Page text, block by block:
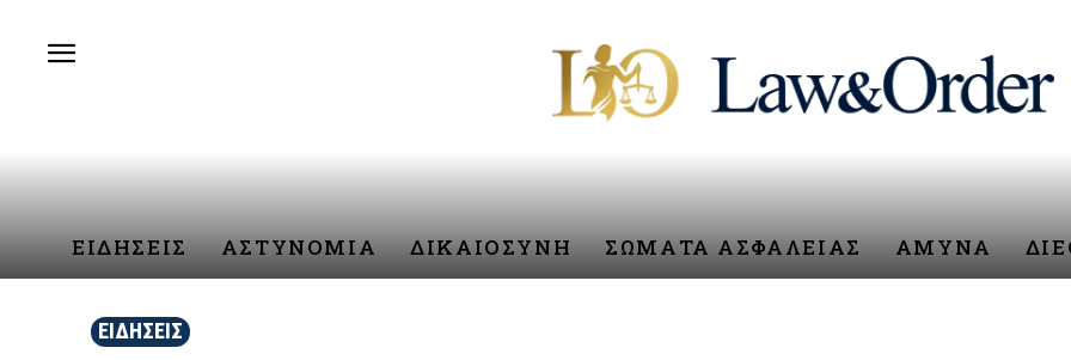
ΕΙΔΗΣΕΙΣ ΑΣΤΥΝΟΜΙΑ ΔΙΚΑΙΟΣΥΝΗ ΣΩΜΑΤΑ ΑΣΦΑΛΕΙΑΣ ΑΜΥΝΑ
ΕΙΔΗΣΕΙΣ